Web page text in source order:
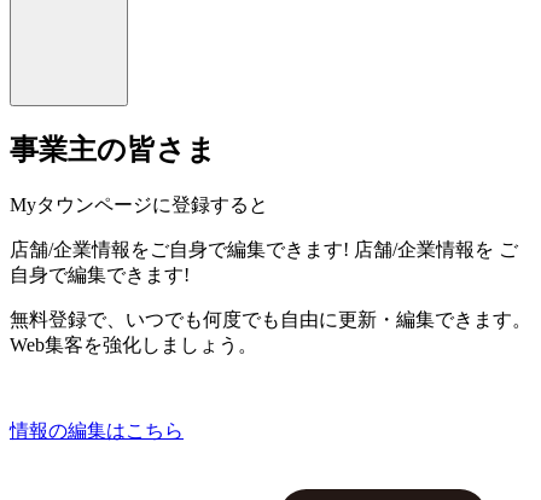
事業主の皆さま
Myタウンページに登録すると
店舗/企業情報をご自身で編集できます! 店舗/企業情報を ご
自身で編集できます!
無料登録で、いつでも何度でも自由に更新・編集できます。
Web集客を強化しましょう。
情報の編集はこちら